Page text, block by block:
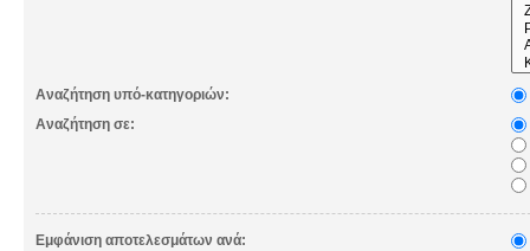
Αναζήτηση υπό-κατηγοριών:
Αναζήτηση σε:
Εμφάνιση αποτελεσμάτων ανά: